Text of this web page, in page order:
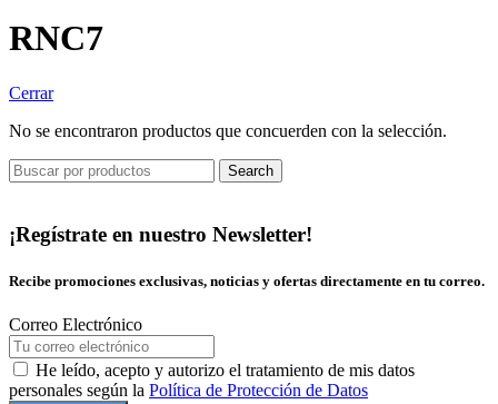
RNC7
Cerrar
No se encontraron productos que concuerden con la selección.
Search
¡Regístrate en nuestro Newsletter!
Recibe promociones exclusivas, noticias y ofertas directamente en tu correo.
Correo Electrónico
He leído, acepto y autorizo el tratamiento de mis datos
personales según la Política de Protección de Datos